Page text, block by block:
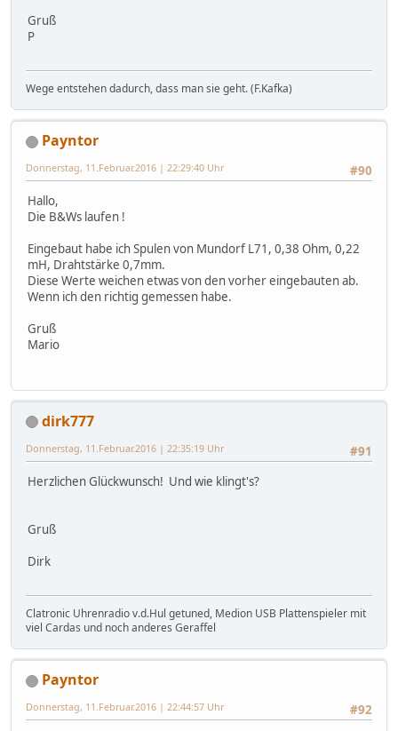
Gruß
P
Wege entstehen dadurch, dass man sie geht. (F.Kafka)
Payntor
#90
Donnerstag, 11.Februar.2016 | 22:29:40 Uhr
Hallo,
Die B&Ws laufen !
Eingebaut habe ich Spulen von Mundorf L71, 0,38 Ohm, 0,22
mH, Drahtstärke 0,7mm.
Diese Werte weichen etwas von den vorher eingebauten ab.
Wenn ich den richtig gemessen habe.
Gruß
Mario
dirk777
#91
Donnerstag, 11.Februar.2016 | 22:35:19 Uhr
Herzlichen Glückwunsch! Und wie klingt's?
Gruß
Dirk
Clatronic Uhrenradio v.d.Hul getuned, Medion USB Plattenspieler mit
viel Cardas und noch anderes Geraffel
Payntor
#92
Donnerstag, 11.Februar.2016 | 22:44:57 Uhr